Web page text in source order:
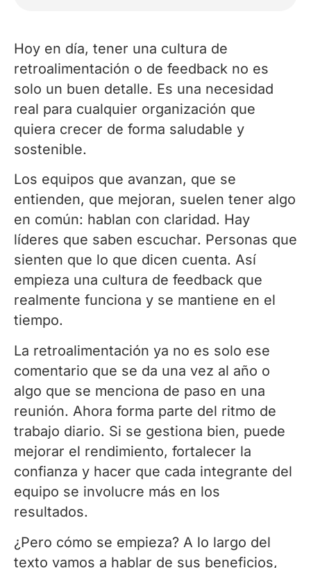
Hoy en día, tener una cultura de
retroalimentación o de feedback no es
solo un buen detalle. Es una necesidad
real para cualquier organización que
quiera crecer de forma saludable y
sostenible.
Los equipos que avanzan, que se
entienden, que mejoran, suelen tener algo
en común: hablan con claridad. Hay
líderes que saben escuchar. Personas que
sienten que lo que dicen cuenta. Así
empieza una cultura de feedback que
realmente funciona y se mantiene en el
tiempo.
La retroalimentación ya no es solo ese
comentario que se da una vez al año o
algo que se menciona de paso en una
reunión. Ahora forma parte del ritmo de
trabajo diario. Si se gestiona bien, puede
mejorar el rendimiento, fortalecer la
confianza y hacer que cada integrante del
equipo se involucre más en los
resultados.
¿Pero cómo se empieza? A lo largo del
texto vamos a hablar de sus beneficios,